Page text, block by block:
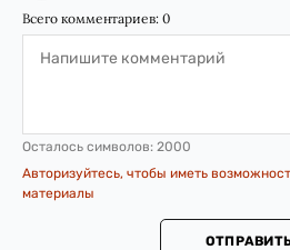
Всего комментариев: 0
Осталось символов: 2000
Авторизуйтесь, чтобы иметь
материалы